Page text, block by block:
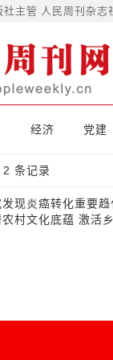
社主管 人民周刊杂志
经济 党建
2 条记录
现炎癌转化重要趋
农村文化底蕴 激活